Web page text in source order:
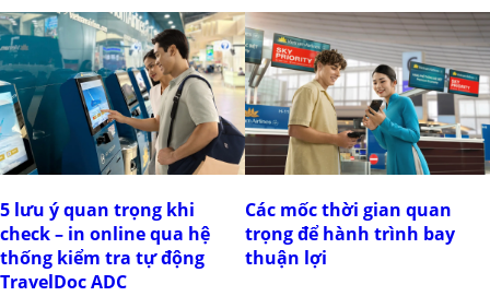
5 lưu ý quan trọng khi
check – in online qua hệ
thống kiểm tra tự động
TravelDoc ADC
Các mốc thời gian quan
trọng để hành trình bay
thuận lợi